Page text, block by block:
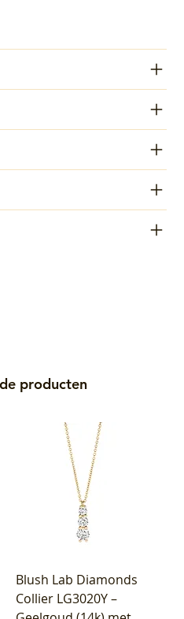
producten
Blush Lab Diamonds
Collier LG3020Y –